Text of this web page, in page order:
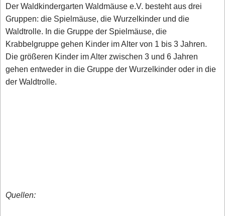
Der Waldkindergarten Waldmäuse e.V. besteht aus drei
Gruppen: die Spielmäuse, die Wurzelkinder und die
Waldtrolle. In die Gruppe der Spielmäuse, die
Krabbelgruppe gehen Kinder im Alter von 1 bis 3 Jahren.
Die größeren Kinder im Alter zwischen 3 und 6 Jahren
gehen entweder in die Gruppe der Wurzelkinder oder in die
der Waldtrolle.
Quellen: